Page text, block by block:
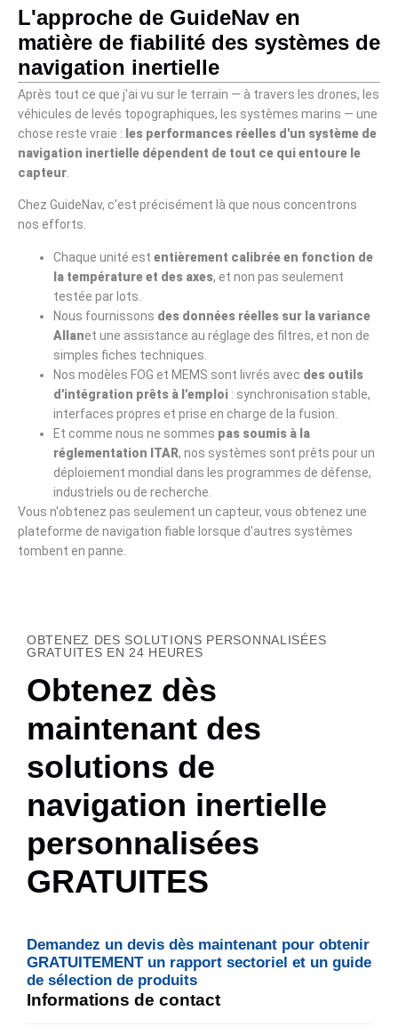
L'approche de GuideNav en
matière de fiabilité des systèmes de
navigation inertielle
Après tout ce que j'ai vu sur le terrain — à travers les drones, les
véhicules de levés topographiques, les systèmes marins — une
chose reste vraie : les performances réelles d'un système de
navigation inertielle dépendent de tout ce qui entoure le
capteur
Chez GuideNav, c'est précisément là que nous concentrons
nos efforts.
Chaque unité est entièrement calibrée en fonction de
la température et des axes, et non pas seulement
testée par lots.
Nous fournissons des données réelles sur la variance
Allanet une assistance au réglage des filtres, et non de
simples fiches techniques.
Nos modèles FOG et MEMS sont livrés avec des outils
d'intégration prêts à l'emploi : synchronisation stable,
interfaces propres et prise en charge de la fusion.
Et comme nous ne sommes pas soumis à la
réglementation ITAR, nos systèmes sont prêts pour un
déploiement mondial dans les programmes de défense,
industriels ou de recherche.
Vous n'obtenez pas seulement un capteur, vous obtenez une
plateforme de navigation fiable lorsque d'autres systèmes
tombent en panne.
OBTENEZ DES SOLUTIONS PERSONNALISÉES
GRATUITES EN 24 HEURES
Obtenez dès
maintenant des
solutions de
navigation inertielle
personnalisées
GRATUITES
Demandez un devis dès maintenant pour obtenir
GRATUITEMENT un rapport sectoriel et un guide
de sélection de produits
Informations de contact